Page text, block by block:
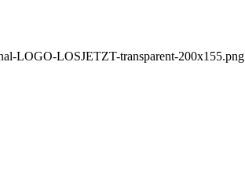
LOGO-LOSJETZT-transparent-200x155.png